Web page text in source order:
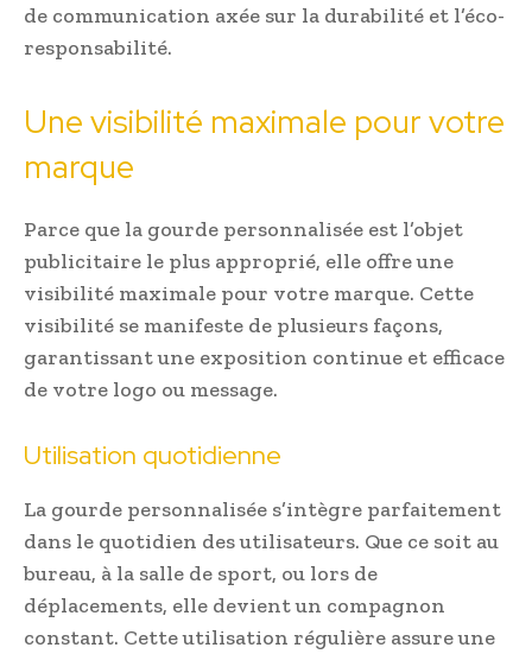
de communication axée sur la durabilité et l’éco-
responsabilité.
Une visibilité maximale pour votre
marque
Parce que la gourde personnalisée est l’objet
publicitaire le plus approprié, elle offre une
visibilité maximale pour votre marque. Cette
visibilité se manifeste de plusieurs façons,
garantissant une exposition continue et efficace
de votre logo ou message.
Utilisation quotidienne
La gourde personnalisée s’intègre parfaitement
dans le quotidien des utilisateurs. Que ce soit au
bureau, à la salle de sport, ou lors de
déplacements, elle devient un compagnon
constant. Cette utilisation régulière assure une